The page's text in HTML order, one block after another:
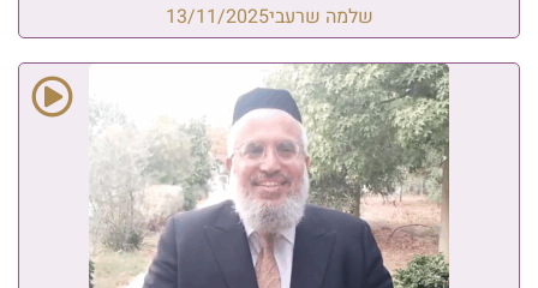
שלמה שרעבי13/11/2025